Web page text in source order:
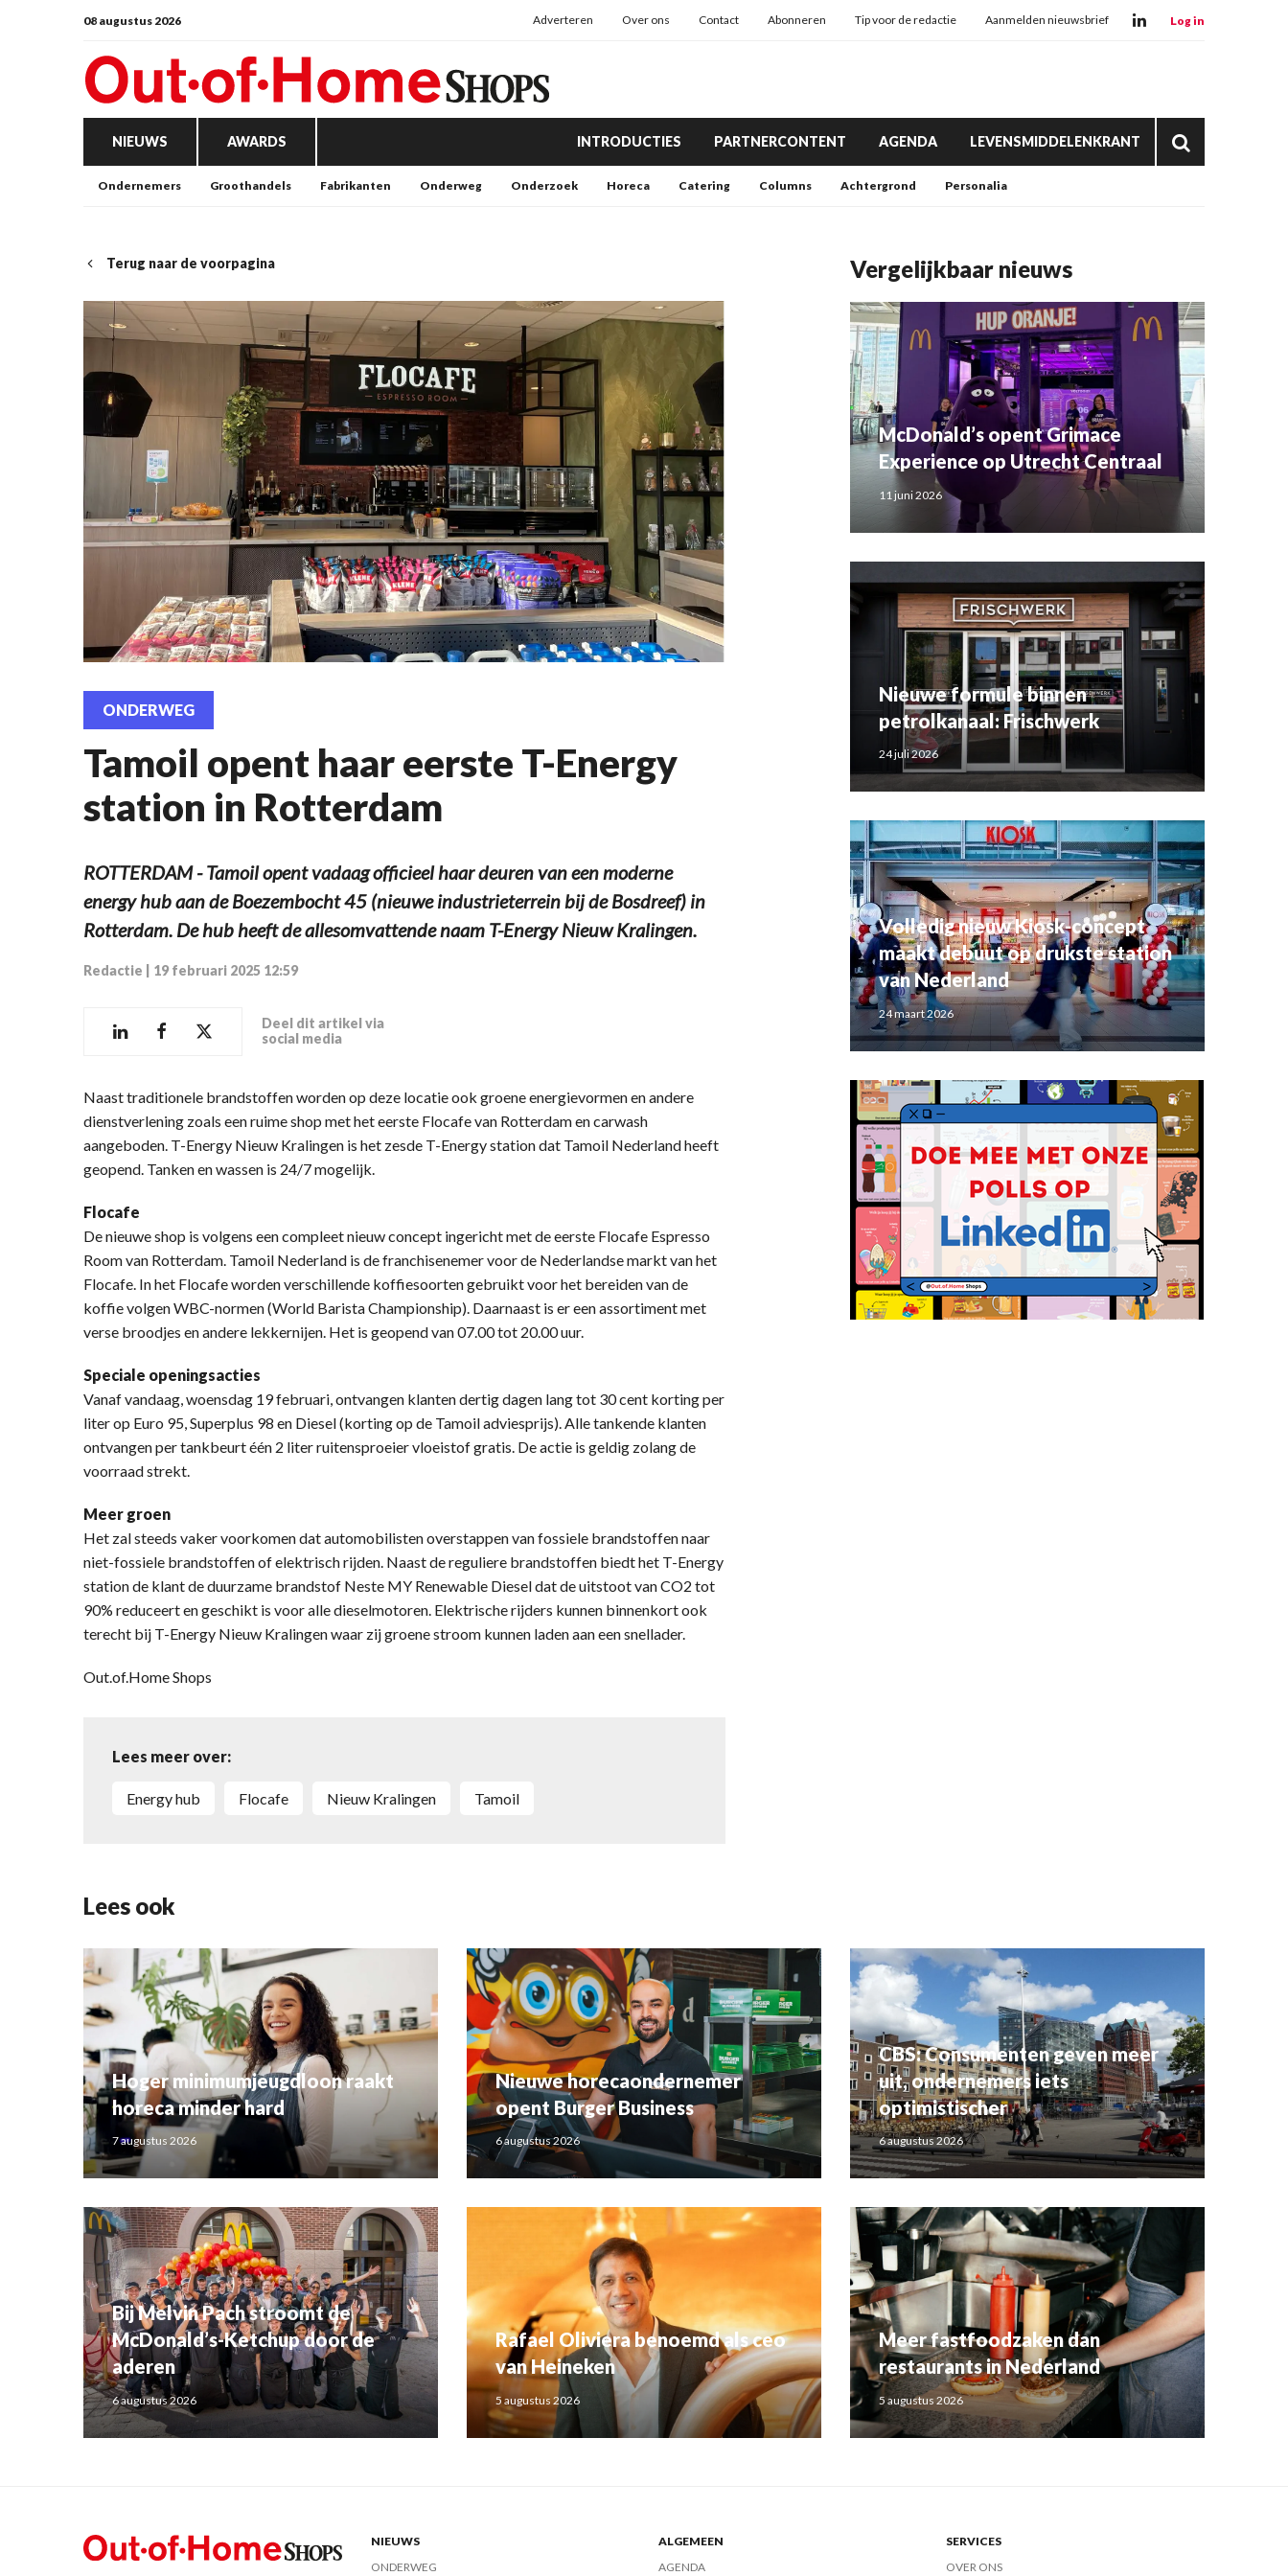
08 augustus 2026 Adverteren Over ons Contact Abonneren Tip voor de redactie Aanmelden nieuwsbrief Log in
NIEUWS AWARDS INTRODUCTIES PARTNERCONTENT AGENDA LEVENSMIDDELENKRANT
Ondernemers Groothandels Fabrikanten Onderweg Onderzoek Horeca Catering Columns Achtergrond Personalia
Terug naar de voorpagina
ONDERWEG
Tamoil opent haar eerste T-Energy
station in Rotterdam
ROTTERDAM - Tamoil opent vadaag officieel haar deuren van een moderne
energy hub aan de Boezembocht 45 (nieuwe industrieterrein bij de Bosdreef) in
Rotterdam. De hub heeft de allesomvattende naam T-Energy Nieuw Kralingen.
Redactie 19 februari 2025 12:59
Deel dit artikel via
social media
Naast traditionele brandstoffen worden op deze locatie ook groene energievormen en andere
dienstverlening zoals een ruime shop met het eerste Flocafe van Rotterdam en carwash
aangeboden. T-Energy Nieuw Kralingen is het zesde T-Energy station dat Tamoil Nederland heeft
geopend. Tanken en wassen is 24/7 mogelijk.
Flocafe
De nieuwe shop is volgens een compleet nieuw concept ingericht met de eerste Flocafe Espresso
Room van Rotterdam. Tamoil Nederland is de franchisenemer voor de Nederlandse markt van het
Flocafe. In het Flocafe worden verschillende koffiesoorten gebruikt voor het bereiden van de
koffie volgen WBC-normen (World Barista Championship). Daarnaast is er een assortiment met
verse broodjes en andere lekkernijen. Het is geopend van 07.00 tot 20.00 uur.
Speciale openingsacties
Vanaf vandaag, woensdag 19 februari, ontvangen klanten dertig dagen lang tot 30 cent korting per
liter op Euro 95, Superplus 98 en Diesel (korting op de Tamoil adviesprijs). Alle tankende klanten
ontvangen per tankbeurt één 2 liter ruitensproeier vloeistof gratis. De actie is geldig zolang de
voorraad strekt.
Meer groen
Het zal steeds vaker voorkomen dat automobilisten overstappen van fossiele brandstoffen naar
niet-fossiele brandstoffen of elektrisch rijden. Naast de reguliere brandstoffen biedt het T-Energy
station de klant de duurzame brandstof Neste MY Renewable Diesel dat de uitstoot van CO2 tot
90% reduceert en geschikt is voor alle dieselmotoren. Elektrische rijders kunnen binnenkort ook
terecht bij T-Energy Nieuw Kralingen waar zij groene stroom kunnen laden aan een snellader.
Out.of.Home Shops
Lees meer over:
energy hub Flocafe Nieuw Kralingen Tamoil
Vergelijkbaar nieuws
McDonald’s opent Grimace
Experience op Utrecht Centraal
11 juni 2026
Nieuwe formule binnen
petrolkanaal: Frischwerk
24 juli 2026
Volledig nieuw Kiosk-concept
maakt debuut op drukste station
van Nederland
24 maart 2026
Lees ook
Hoger minimumjeugdloon raakt
horeca minder hard
7 augustus 2026
Nieuwe horecaondernemer
opent Burger Business
6 augustus 2026
CBS: Consumenten geven meer
uit, ondernemers iets
optimistischer
6 augustus 2026
Bij Melvin Pach stroomt de
McDonald’s-Ketchup door de
aderen
6 augustus 2026
Rafael Oliviera benoemd als ceo
van Heineken
5 augustus 2026
Meer fastfoodzaken dan
restaurants in Nederland
5 augustus 2026
NIEUWS
ONDERWEG
ALGEMEEN
AGENDA
SERVICES
OVER ONS